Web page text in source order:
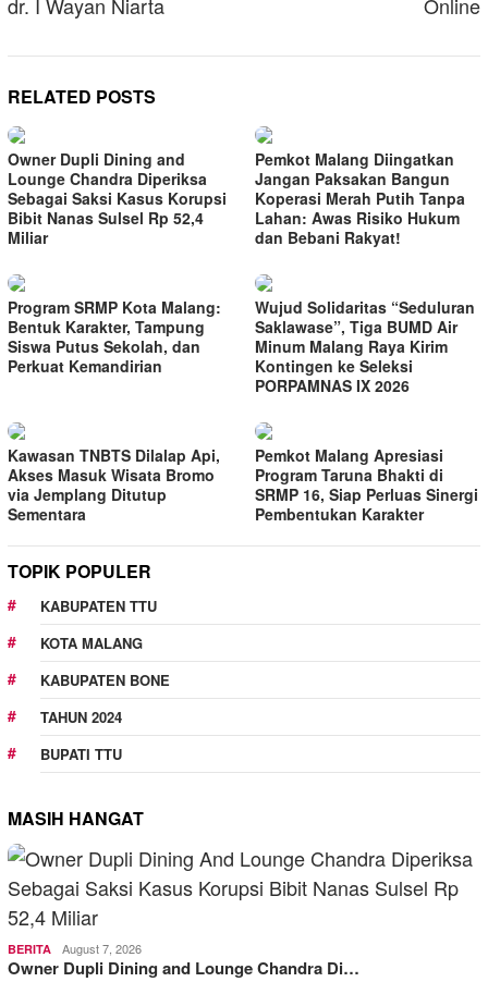
RELATED POSTS
Owner Dupli Dining and
Lounge Chandra Diperiksa
Sebagai Saksi Kasus Korupsi
Bibit Nanas Sulsel Rp 52,4
Miliar
Pemkot Malang Diingatkan
Jangan Paksakan Bangun
Koperasi Merah Putih Tanpa
Lahan: Awas Risiko Hukum
dan Bebani Rakyat!
Program SRMP Kota Malang:
Bentuk Karakter, Tampung
Siswa Putus Sekolah, dan
Perkuat Kemandirian
Wujud Solidaritas “Seduluran
Saklawase”, Tiga BUMD Air
Minum Malang Raya Kirim
Kontingen ke Seleksi
PORPAMNAS IX 2026
Kawasan TNBTS Dilalap Api,
Akses Masuk Wisata Bromo
via Jemplang Ditutup
Sementara
Pemkot Malang Apresiasi
Program Taruna Bhakti di
SRMP 16, Siap Perluas Sinergi
Pembentukan Karakter
TOPIK POPULER
KABUPATEN TTU
KOTA MALANG
KABUPATEN BONE
TAHUN 2024
BUPATI TTU
MASIH HANGAT
BERITA August 7, 2026
Owner Dupli Dining and Lounge Chandra Di…